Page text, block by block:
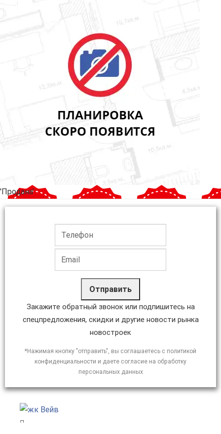
'Продана'
Отправить
Закажите обратный звонок или подпишитесь на
спецпредложения, скидки и другие новости рынка
новостроек
*Нажимая кнопку "отправить", вы соглашаетесь с политикой
конфиденциальности и даете согласие на обработку
персональных данных